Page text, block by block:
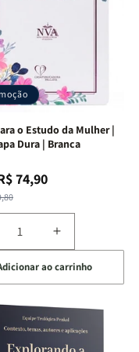
o Estudo da Mulher |
Dura | Branca
74,90
Aumentar
a
quantidade
de
Bíblia
para
o
ao carrinho